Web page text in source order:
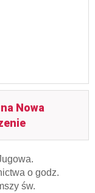
Nowa
o godz.
św.